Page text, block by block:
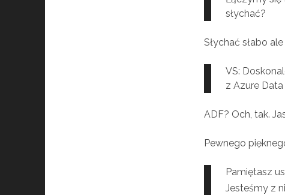
słychać?
Słychać słabo
VS:
z Azure
ADF? Och, tak.
Pewnego
Pamiętasz
Jesteśmy z